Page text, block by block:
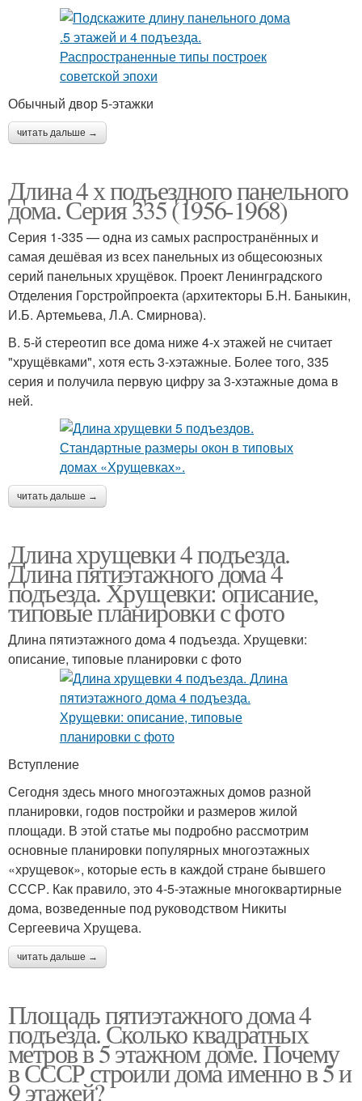
Обычный двор 5-этажки
читать дальше →
Длина 4 х подъездного панельного
дома. Серия 335 (1956-1968)
Серия 1-335 — одна из самых распространённых и
самая дешёвая из всех панельных из общесоюзных
серий панельных хрущёвок. Проект Ленинградского
Отделения Горстройпроекта (архитекторы Б.Н. Баныкин,
И.Б. Артемьева, Л.А. Смирнова).
В. 5-й стереотип все дома ниже 4-х этажей не считает
"хрущёвками", хотя есть 3-хэтажные. Более того, 335
серия и получила первую цифру за 3-хэтажные дома в
ней.
читать дальше →
Длина хрущевки 4 подъезда.
Длина пятиэтажного дома 4
подъезда. Хрущевки: описание,
типовые планировки с фото
Длина пятиэтажного дома 4 подъезда. Хрущевки:
описание, типовые планировки с фото
Вступление
Сегодня здесь много многоэтажных домов разной
планировки, годов постройки и размеров жилой
площади. В этой статье мы подробно рассмотрим
основные планировки популярных многоэтажных
«хрущевок», которые есть в каждой стране бывшего
СССР. Как правило, это 4-5-этажные многоквартирные
дома, возведенные под руководством Никиты
Сергеевича Хрущева.
читать дальше →
Площадь пятиэтажного дома 4
подъезда. Сколько квадратных
метров в 5 этажном доме. Почему
в СССР строили дома именно в 5 и
9 этажей?